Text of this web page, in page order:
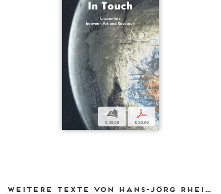
b
€ 30,00
p
€ 30,00
Weitere Texte von Hans-Jörg Rheinberger bei DIAPHANES